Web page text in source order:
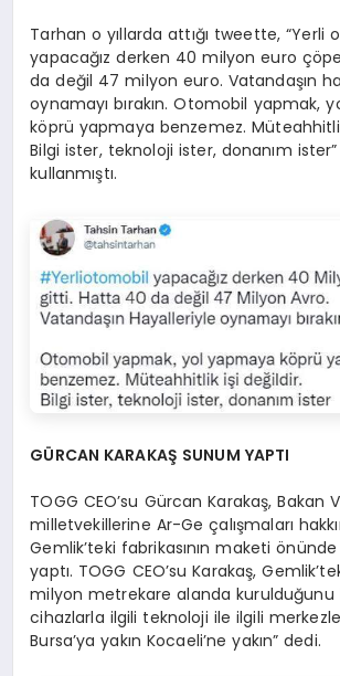
Tarhan o yıllarda attığı tweette, “Yerli
yapacağız derken 40 milyon euro
da değil 47 milyon euro. Vatandaşın
oynamayı bırakın. Otomobil yapmak,
köprü yapmaya benzemez.
Bilgi ister, teknoloji ister, donanım
kullanmıştı.
GÜRCAN KARAKAŞ SUNUM YAPTI
TOGG CEO’su Gürcan Karakaş, Bakan
milletvekillerine Ar-Ge çalışmaları
Gemlik’teki fabrikasının maketi
yaptı. TOGG CEO’su Karakaş,
milyon metrekare alanda kurulduğunu
cihazlarla ilgili teknoloji ile ilgili
Bursa’ya yakın Kocaeli’ne yakın” dedi.